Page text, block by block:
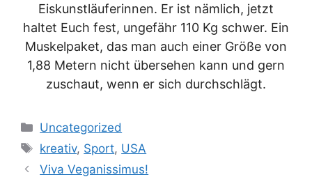
Eiskunstläuferinnen. Er ist nämlich, jetzt
haltet Euch fest, ungefähr 110 Kg schwer. Ein
Muskelpaket, das man auch einer Größe von
1,88 Metern nicht übersehen kann und gern
zuschaut, wenn er sich durchschlägt.
Kategorien
Uncategorized
Schlagwörter
kreativ, Sport, USA
Viva Veganissimus!